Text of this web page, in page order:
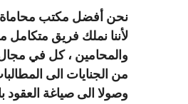
نحن أفضل مكتب محاماة
لأننا نملك فريق متكامل
والمحامين ، كل في
من الجنايات الى
وصولا الى صياغة العقود